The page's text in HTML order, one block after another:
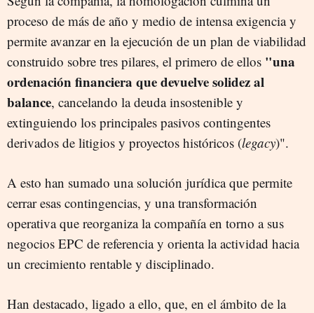
proceso de más de año y medio de intensa exigencia y
permite avanzar en la ejecución de un plan de viabilidad
construido sobre tres pilares, el primero de ellos "una
ordenación financiera que devuelve solidez al
balance, cancelando la deuda insostenible y
extinguiendo los principales pasivos contingentes
derivados de litigios y proyectos históricos (legacy)".
A esto han sumado una solución jurídica que permite
cerrar esas contingencias, y una transformación
operativa que reorganiza la compañía en torno a sus
negocios EPC de referencia y orienta la actividad hacia
un crecimiento rentable y disciplinado.
Han destacado, ligado a ello, que, en el ámbito de la